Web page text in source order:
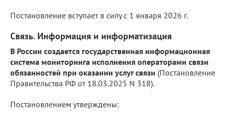
Постановление вступает в силу с 1 января 2026 г.
Связь. Информация и информатизация
В России создается государственная информационная
система мониторинга исполнения операторами связи
обязанностей при оказании услуг связи (Постановление
Правительства РФ от 18.03.2025 N 318).
Постановлением утверждены: